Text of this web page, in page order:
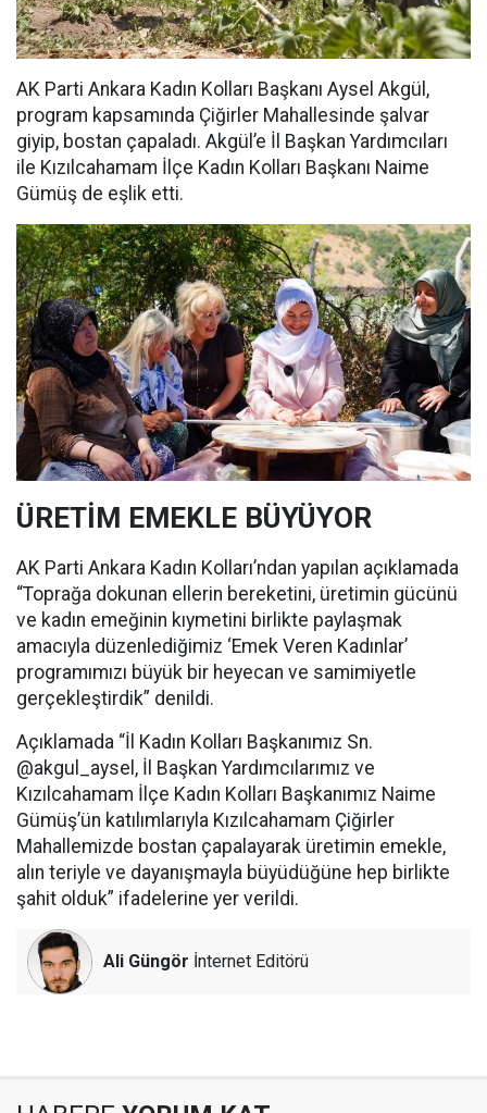
AK Parti Ankara Kadın Kolları Başkanı Aysel Akgül,
program kapsamında Çiğirler Mahallesinde şalvar
giyip, bostan çapaladı. Akgül’e İl Başkan Yardımcıları
ile Kızılcahamam İlçe Kadın Kolları Başkanı Naime
Gümüş de eşlik etti.
ÜRETİM EMEKLE BÜYÜYOR
AK Parti Ankara Kadın Kolları’ndan yapılan açıklamada
“Toprağa dokunan ellerin bereketini, üretimin gücünü
ve kadın emeğinin kıymetini birlikte paylaşmak
amacıyla düzenlediğimiz ‘Emek Veren Kadınlar’
programımızı büyük bir heyecan ve samimiyetle
gerçekleştirdik” denildi.
Açıklamada “İl Kadın Kolları Başkanımız Sn.
@akgul_aysel, İl Başkan Yardımcılarımız ve
Kızılcahamam İlçe Kadın Kolları Başkanımız Naime
Gümüş’ün katılımlarıyla Kızılcahamam Çiğirler
Mahallemizde bostan çapalayarak üretimin emekle,
alın teriyle ve dayanışmayla büyüdüğüne hep birlikte
şahit olduk” ifadelerine yer verildi.
Ali Güngör İnternet Editörü